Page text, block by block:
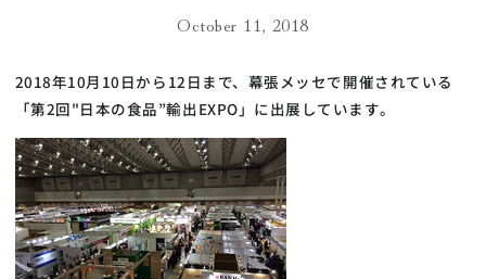
October 11, 2018
2018年10月10日から12日まで、幕張メッセで開催されている
「第2回"日本の食品”輸出EXPO」に出展しています。